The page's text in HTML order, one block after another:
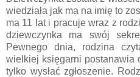
wiedziała jak ma na imię to
ma 11 lat i pracuje wraz z
dziewczynka ma swój
Pewnego dnia, rodzina
wielkiej księgarni postanawia
tylko wysłać zgłoszenie.